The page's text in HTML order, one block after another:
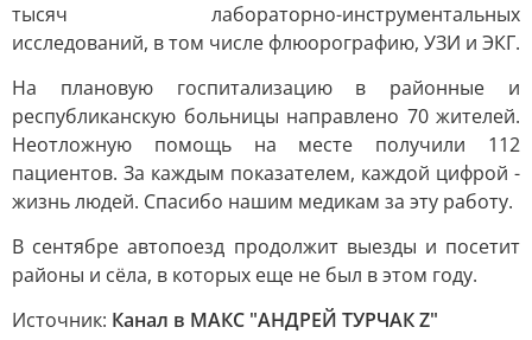
тысяч лабораторно-инструментальных
исследований, в том числе флюорографию, УЗИ и ЭКГ.
На плановую госпитализацию в районные и
республиканскую больницы направлено 70 жителей.
Неотложную помощь на месте получили 112
пациентов. За каждым показателем, каждой цифрой -
жизнь людей. Спасибо нашим медикам за эту работу.
В сентябре автопоезд продолжит выезды и посетит
районы и сёла, в которых еще не был в этом году.
Источник: Канал в МАКС "АНДРЕЙ ТУРЧАК Z"